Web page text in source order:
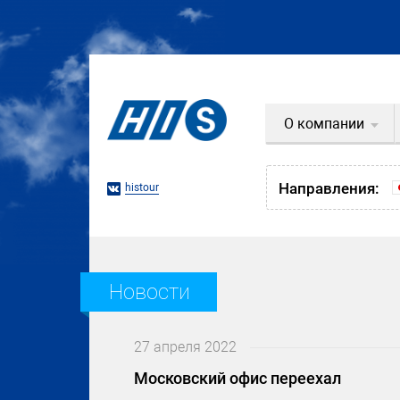
О компании
histour Направления:
Новости
27 апреля 2022
Московский офис переехал